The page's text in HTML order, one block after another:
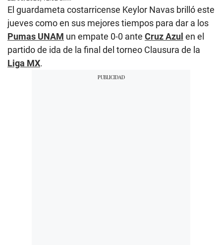
El guardameta costarricense Keylor Navas brilló este
jueves como en sus mejores tiempos para dar a los
Pumas UNAM un empate 0-0 ante Cruz Azul en el
partido de ida de la final del torneo Clausura de la
Liga MX.